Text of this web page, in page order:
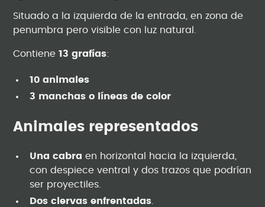
Situado a la izquierda de la entrada, en zona de
penumbra pero visible con luz natural.
Contiene13 grafías:
10 animales
3 manchas o líneas de color
Animales representados
Una cabra en horizontal hacia la izquierda,
con despiece ventral y dos trazos que podrían
ser proyectiles.
Dos ciervas enfrentadas